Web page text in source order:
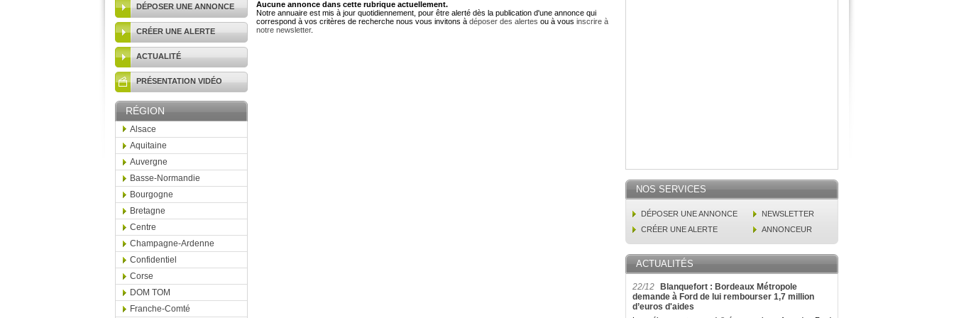
DÉPOSER UNE ANNONCE
CRÉER UNE ALERTE
ACTUALITÉ
PRÉSENTATION VIDÉO
RÉGION
Alsace
Aquitaine
Auvergne
Basse-Normandie
Bourgogne
Bretagne
Centre
Champagne-Ardenne
Confidentiel
Corse
DOM TOM
Franche-Comté
Aucune annonce dans cette rubrique actuellement.
Notre annuaire est mis à jour quotidiennement, pour être alerté dès la publication d'une annonce qui
correspond à vos critères de recherche nous vous invitons à déposer des alertes ou à vous inscrire à
notre newsletter.
NOS SERVICES
DÉPOSER UNE ANNONCE
NEWSLETTER
CRÉER UNE ALERTE
ANNONCEUR
ACTUALITÉS
22/12
Blanquefort : Bordeaux Métropole
demande à Ford de lui rembourser 1,7 million
d’euros d'aides